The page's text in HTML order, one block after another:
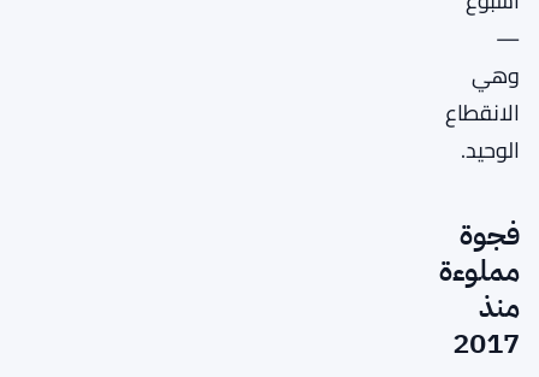
—
وهي
الانقطاع
الوحيد.
فجوة
مملوءة
منذ
2017